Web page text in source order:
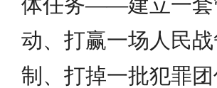
动、打赢一场人民
制、打掉一批犯罪